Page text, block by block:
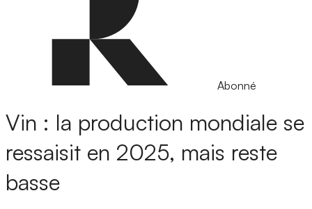
Abonné
Vin : la production mondiale se
ressaisit en 2025, mais reste
basse